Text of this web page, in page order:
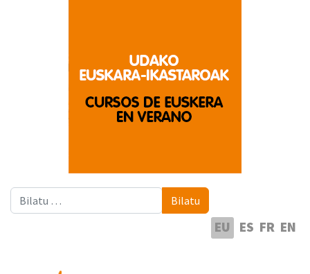
Bilatu Bilatu
EU ES FR EN